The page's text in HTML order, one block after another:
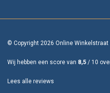
© Copyright 2026 Online Winkelstraat
Wij hebben een score van 8,5 / 10
Lees alle reviews